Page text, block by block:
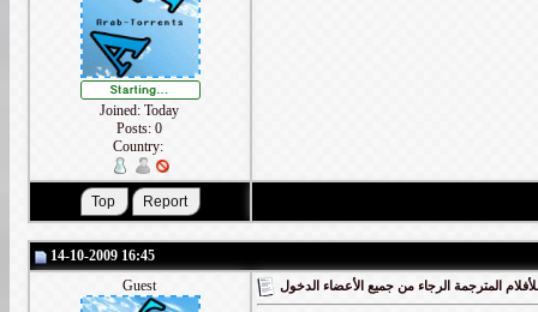
Joined: Today
Posts: 0
Country:
14-10-2009 16:45
Guest
المترجمة الرجاء من جميع الأعضاء الدخول